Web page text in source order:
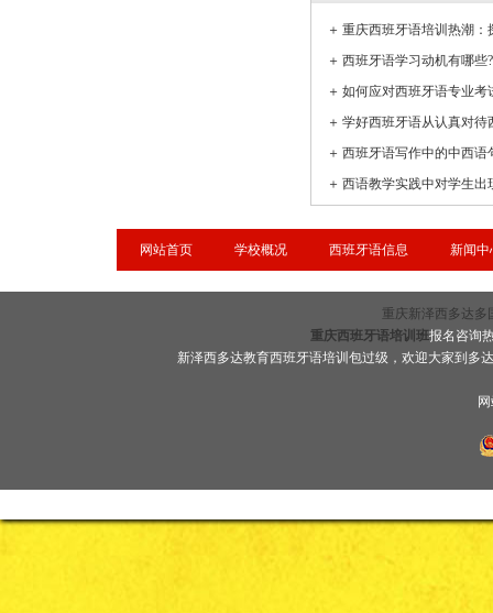
＋
＋
＋ 如何应对西班牙语专业考
＋ 学好西班牙语从认真对待
＋ 西班牙语写作中的中西语
＋
网站首页 学校概况 西班牙语信息 新闻中
重庆新泽西多达多
重庆西班牙语培训班报名咨询
新泽西多达教育西班牙语培训包过级，欢迎大家到多